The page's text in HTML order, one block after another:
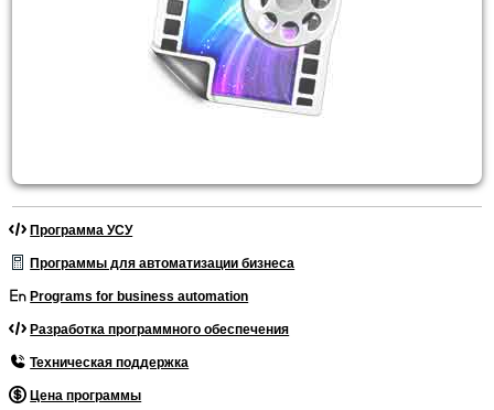
Программа УСУ
Программы для автоматизации бизнеса
Programs for business automation
Разработка программного обеспечения
Техническая поддержка
Цена программы